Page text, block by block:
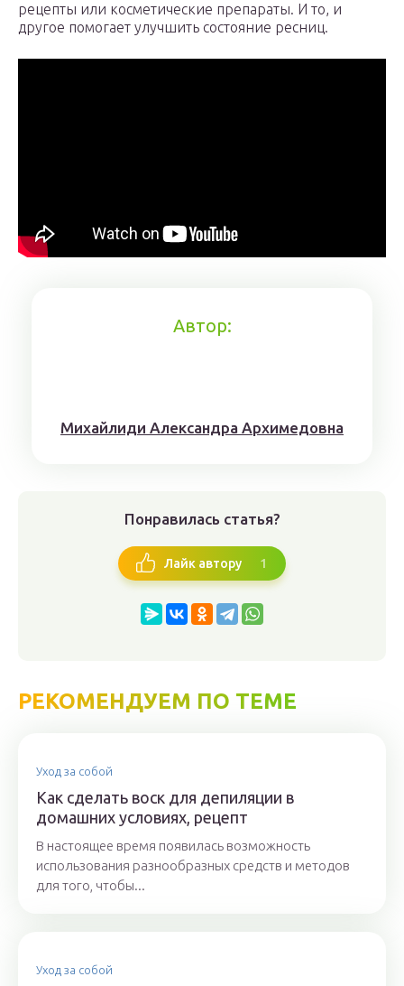
рецепты или косметические препараты. И то, и
другое помогает улучшить состояние ресниц.
Автор:
Михaйлиди Aлександрa Aрхимедовна
Понравилась статья?
Лайк автору 1
РЕКОМЕНДУЕМ ПО ТЕМЕ
Уход за собой
Как сделать воск для депиляции в
домашних условиях, рецепт
В настоящее время появилась возможность
использования разнообразных средств и методов
для того, чтобы...
Уход за собой